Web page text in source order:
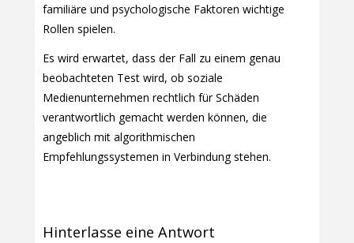
familiäre und psychologische Faktoren wichtige
Rollen spielen.
Es wird erwartet, dass der Fall zu einem genau
beobachteten Test wird, ob soziale
Medienunternehmen rechtlich für Schäden
verantwortlich gemacht werden können, die
angeblich mit algorithmischen
Empfehlungssystemen in Verbindung stehen.
Hinterlasse eine Antwort